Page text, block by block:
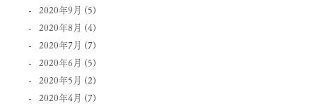
2020年9月 (5)
2020年8月 (4)
2020年7月 (7)
2020年6月 (5)
2020年5月 (2)
2020年4月 (7)